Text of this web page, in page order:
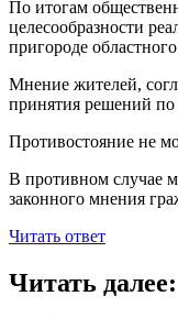
По итогам
целесообразности
пригороде
Мнение жителей,
принятия решений
Противостояние не
В противном случае
законного мнения
Читать ответ
Читать далее: